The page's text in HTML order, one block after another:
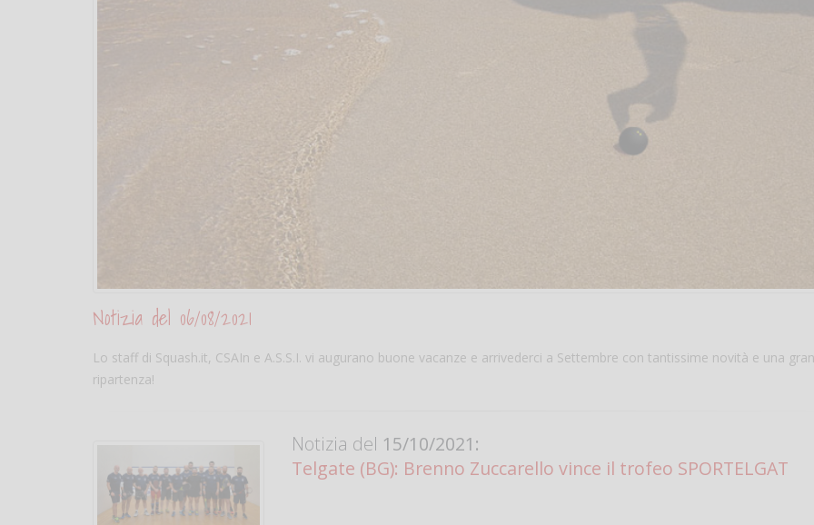
Notizia del 06/08/2021
Lo staff di Squash.it, CSAIn e A.S.S.I. vi augurano buone vacanze e arrivederci a Settembre con tantissime novità e una
ripartenza!
Notizia del 15/10/2021:
Telgate (BG): Brenno Zuccarello vince il trofeo SPORTELGAT